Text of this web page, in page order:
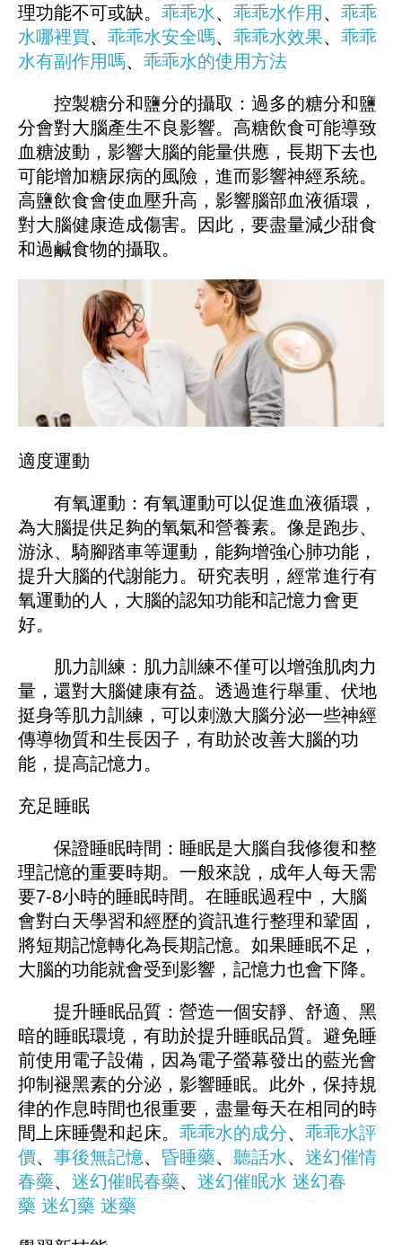
理功能不可或缺。 乖乖水、 乖乖水作用 、 乖乖
水哪裡買、 乖乖水安全嗎、 乖乖水效果、 乖乖
水有副作用嗎、 乖乖水的使用方法
控製糖分和鹽分的攝取：過多的糖分和鹽
分會對大腦產生不良影響。高糖飲食可能導致
血糖波動，影響大腦的能量供應，長期下去也
可能增加糖尿病的風險，進而影響神經系統。
高鹽飲食會使血壓升高，影響腦部血液循環，
對大腦健康造成傷害。因此，要盡量減少甜食
和過鹹食物的攝取。
適度運動
有氧運動：有氧運動可以促進血液循環，
為大腦提供足夠的氧氣和營養素。像是跑步、
游泳、騎腳踏車等運動，能夠增強心肺功能，
提升大腦的代謝能力。研究表明，經常進行有
氧運動的人，大腦的認知功能和記憶力會更
好。
肌力訓練：肌力訓練不僅可以增強肌肉力
量，還對大腦健康有益。透過進行舉重、伏地
挺身等肌力訓練，可以刺激大腦分泌一些神經
傳導物質和生長因子，有助於改善大腦的功
能，提高記憶力。
充足睡眠
保證睡眠時間：睡眠是大腦自我修復和整
理記憶的重要時期。一般來說，成年人每天需
要7-8小時的睡眠時間。在睡眠過程中，大腦
會對白天學習和經歷的資訊進行整理和鞏固，
將短期記憶轉化為長期記憶。如果睡眠不足，
大腦的功能就會受到影響，記憶力也會下降。
提升睡眠品質：營造一個安靜、舒適、黑
暗的睡眠環境，有助於提升睡眠品質。避免睡
前使用電子設備，因為電子螢幕發出的藍光會
抑制褪黑素的分泌，影響睡眠。此外，保持規
律的作息時間也很重要，盡量每天在相同的時
間上床睡覺和起床。 乖乖水的成分、 乖乖水評
價、 事後無記憶、 昏睡藥、 聽話水、 迷幻催情
春藥、 迷幻催眠春藥、 迷幻催眠水 迷幻春
藥 迷幻藥 迷藥